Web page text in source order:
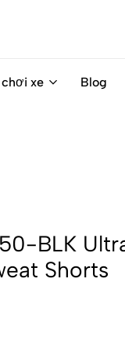
xe Blog
BLK
Shorts